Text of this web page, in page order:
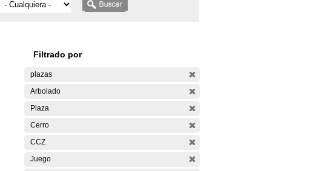
Filtrado por
plazas
Arbolado
Plaza
Cerro
CCZ
Juego